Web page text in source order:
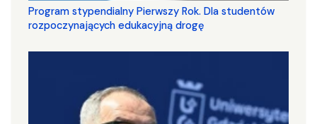
Program stypendialny Pierwszy Rok. Dla studentów
rozpoczynających edukacyjną drogę